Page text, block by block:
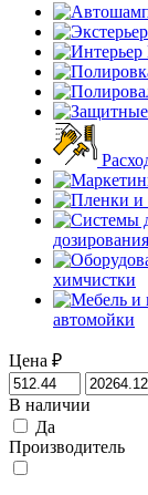
химчистки
автомойки
Цена ₽
В наличии
Да
Производитель